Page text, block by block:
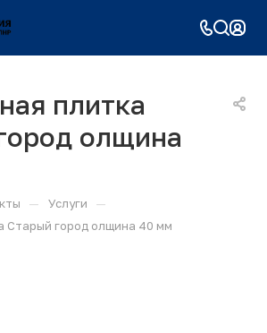
плитка
олщина
— Услуги —
Старый город олщина 40 мм